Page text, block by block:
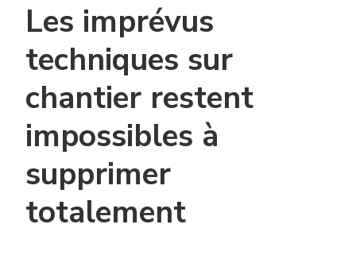
Les imprévus
techniques sur
chantier restent
impossibles à
supprimer
totalement